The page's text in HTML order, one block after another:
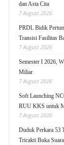
dan Asta Cita
7 August 2026
PRDL Bidik
Transisi Fasilitas
7 August 2026
Semester I 2026,
Miliar
7 August 2026
Soft Launching
RUU KKS untuk
7 August 2026
Duduk Perkara 53
Tricakti Buka Suara